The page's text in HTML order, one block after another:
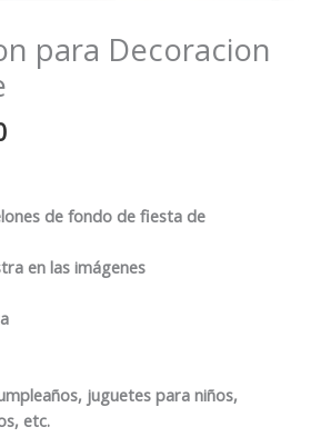
para Decoracion
es:
$6.000.
de fondo de fiesta de
en las imágenes
juguetes para niños,
etc.